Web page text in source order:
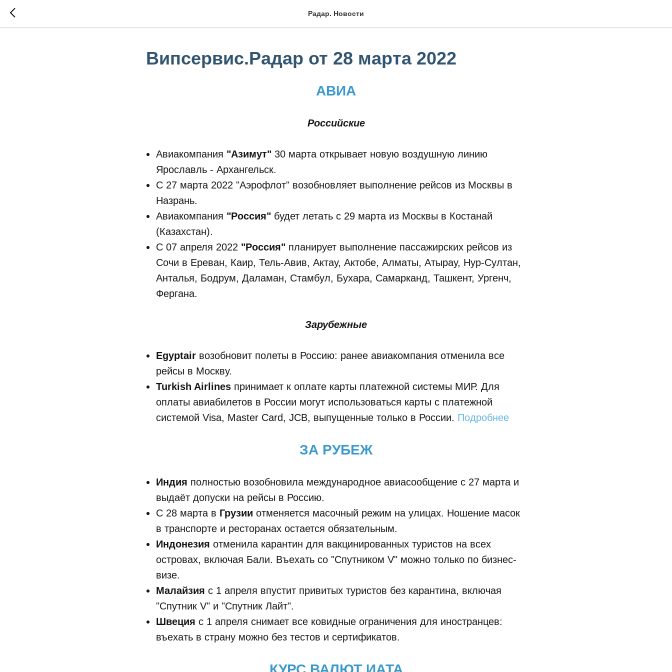
Радар. Новости
Випсервис.Радар от 28 марта 2022
АВИА
Российские
Авиакомпания "Азимут" 30 марта открывает новую воздушную линию
Ярославль - Архангельск.
С 27 марта 2022 "Аэрофлот" возобновляет выполнение рейсов из Москвы в
Назрань.
Авиакомпания "Россия" будет летать с 29 марта из Москвы в Костанай
(Казахстан).
С 07 апреля 2022 "Россия" планирует выполнение пассажирских рейсов из
Сочи в Ереван, Каир, Тель-Авив, Актау, Актобе, Алматы, Атырау, Нур-Султан,
Анталья, Бодрум, Даламан, Стамбул, Бухара, Самарканд, Ташкент, Ургенч,
Фергана.
Зарубежные
Egyptair возобновит полеты в Россию: ранее авиакомпания отменила все
рейсы в Москву.
Turkish Airlines принимает к оплате карты платежной системы МИР. Для
оплаты авиабилетов в России могут использоваться карты с платежной
системой Visa, Master Card, JCB, выпущенные только в России. Подробнее
ЗА РУБЕЖ
Индия полностью возобновила международное авиасообщение с 27 марта и
выдаёт допуски на рейсы в Россию.
С 28 марта в Грузии отменяется масочный режим на улицах. Ношение масок
в транспорте и ресторанах остается обязательным.
Индонезия отменила карантин для вакцинированных туристов на всех
островах, включая Бали. Въехать со "Спутником V" можно только по бизнес-
визе.
Малайзия с 1 апреля впустит привитых туристов без карантина, включая
"Спутник V" и "Спутник Лайт".
Швеция с 1 апреля снимает все ковидные ограничения для иностранцев:
въехать в страну можно без тестов и сертификатов.